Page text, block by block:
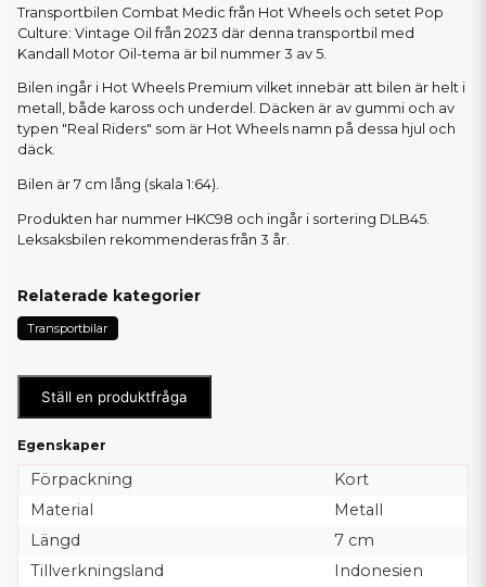
Transportbilen Combat Medic från Hot Wheels och setet Pop
Culture: Vintage Oil från 2023 där denna transportbil med
Kandall Motor Oil-tema är bil nummer 3 av 5.
Bilen ingår i Hot Wheels Premium vilket innebär att bilen är helt i
metall, både kaross och underdel. Däcken är av gummi och av
typen "Real Riders" som är Hot Wheels namn på dessa hjul och
däck.
Bilen är 7 cm lång (skala 1:64).
Produkten har nummer HKC98 och ingår i sortering DLB45.
Leksaksbilen rekommenderas från 3 år.
Relaterade kategorier
Transportbilar
Ställ en produktfråga
Egenskaper
Förpackning
Kort
Material
Metall
Längd
7 cm
Tillverkningsland
Indonesien